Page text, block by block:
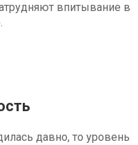
впитывание в
давно, то уровень